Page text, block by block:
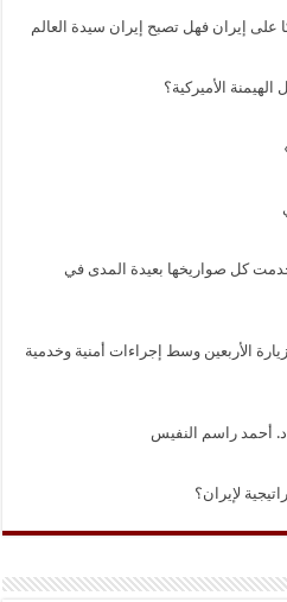
إيران فهل تصبح إيران سيدة العالم
الأميركية؟
كل صواريخها بعيدة المدى في
الأربعين وسط إجراءات أمنية وخدمية
أحمد راسم النفيس
لإيران؟